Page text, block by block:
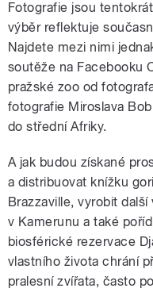
Fotografie jsou
výběr reflektuje
Najdete mezi nimi
soutěže na Facebooku
pražské zoo od
fotografie Miroslava
do střední Afriky.
A jak budou získané
a distribuovat knížku
Brazzaville, vyrobit
v Kamerunu a také
biosférické rezervace
vlastního života chrání
pralesní zvířata, často